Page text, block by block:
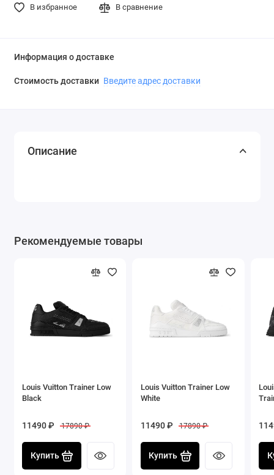
В избранное В сравнение
Информация о доставке
Стоимость доставки Введите адрес доставки
Описание
Рекомендуемые товары
Louis Vuitton Trainer Low
Black
11490 ₽ 17890 ₽
Купить
Louis Vuitton Trainer Low
White
11490 ₽ 17890 ₽
Купить